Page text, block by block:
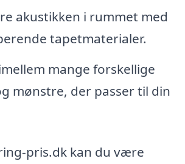
akustikken i rummet med
tapetmaterialer.
mange forskellige
mønstre, der passer til din
pris.dk kan du være